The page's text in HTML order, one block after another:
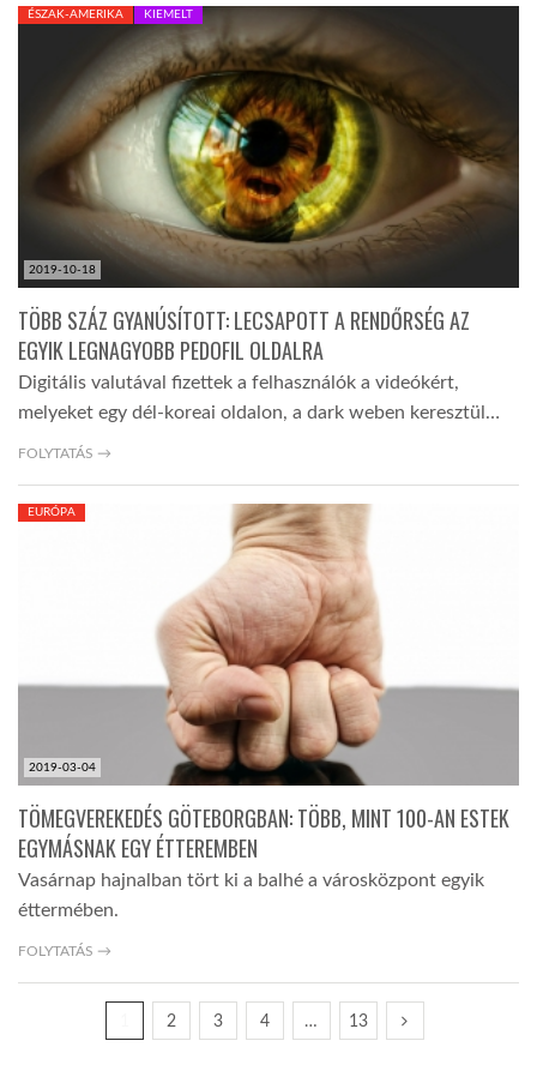
2019-10-18
ÉSZAK-AMERIKA KIEMELT
TÖBB SZÁZ GYANÚSÍTOTT: LECSAPOTT A RENDŐRSÉG AZ
EGYIK LEGNAGYOBB PEDOFIL OLDALRA
Digitális valutával fizettek a felhasználók a videókért,
melyeket egy dél-koreai oldalon, a dark weben keresztül…
FOLYTATÁS →
2019-03-04
EURÓPA
TÖMEGVEREKEDÉS GÖTEBORGBAN: TÖBB, MINT 100-AN ESTEK
EGYMÁSNAK EGY ÉTTEREMBEN
Vasárnap hajnalban tört ki a balhé a városközpont egyik
éttermében.
FOLYTATÁS →
2 3 4 … 13